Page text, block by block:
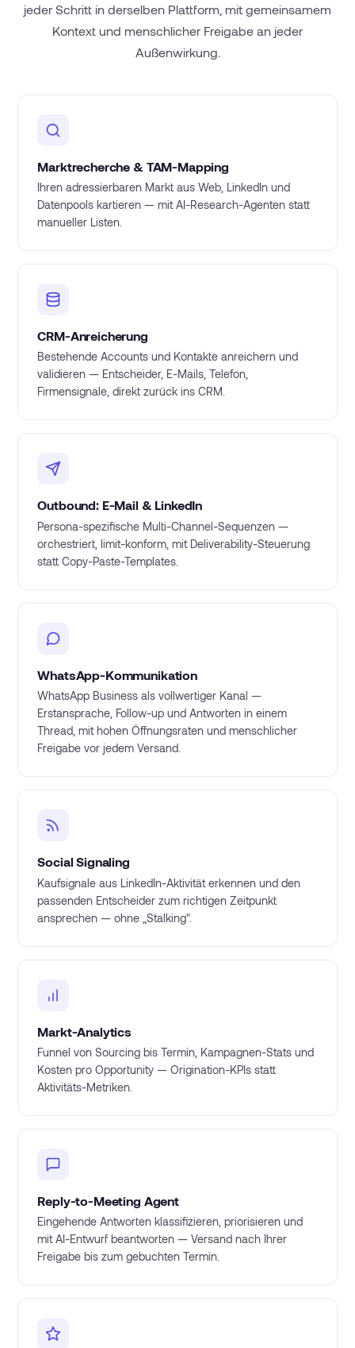
jeder Schritt in derselben Plattform, mit gemeinsamem
Kontext und menschlicher Freigabe an jeder
Außenwirkung.
Marktrecherche & TAM-Mapping
Ihren adressierbaren Markt aus Web, LinkedIn und
Datenpools kartieren — mit AI-Research-Agenten statt
manueller Listen.
CRM-Anreicherung
Bestehende Accounts und Kontakte anreichern und
validieren — Entscheider, E-Mails, Telefon,
Firmensignale, direkt zurück ins CRM.
Outbound: E-Mail & LinkedIn
Persona-spezifische Multi-Channel-Sequenzen —
orchestriert, limit-konform, mit Deliverability-Steuerung
statt Copy-Paste-Templates.
WhatsApp-Kommunikation
WhatsApp Business als vollwertiger Kanal —
Erstansprache, Follow-up und Antworten in einem
Thread, mit hohen Öffnungsraten und menschlicher
Freigabe vor jedem Versand.
Social Signaling
Kaufsignale aus LinkedIn-Aktivität erkennen und den
passenden Entscheider zum richtigen Zeitpunkt
ansprechen — ohne „Stalking".
Markt-Analytics
Funnel von Sourcing bis Termin, Kampagnen-Stats und
Kosten pro Opportunity — Origination-KPIs statt
Aktivitäts-Metriken.
Reply-to-Meeting Agent
Eingehende Antworten klassifizieren, priorisieren und
mit AI-Entwurf beantworten — Versand nach Ihrer
Freigabe bis zum gebuchten Termin.